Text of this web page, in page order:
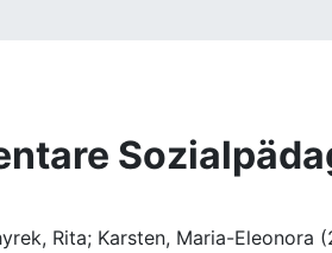
Rita; Karsten, Maria-Eleonora